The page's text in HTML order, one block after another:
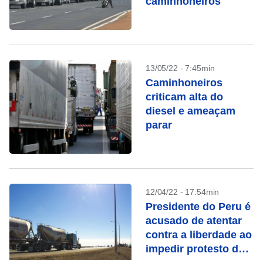
13/05/22 - 7:45min
Caminhoneiros
criticam alta do
diesel e ameaçam
parar
12/04/22 - 17:54min
Presidente do Peru é
acusado de atentar
contra a liberdade ao
impedir protesto de